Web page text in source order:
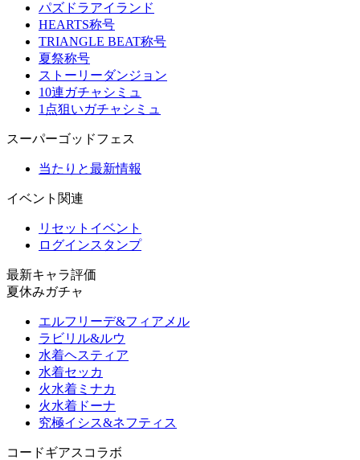
パズドラアイランド
HEARTS称号
TRIANGLE BEAT称号
夏祭称号
ストーリーダンジョン
10連ガチャシミュ
1点狙いガチャシミュ
スーパーゴッドフェス
当たりと最新情報
イベント関連
リセットイベント
ログインスタンプ
最新キャラ評価
夏休みガチャ
エルフリーデ&フィアメル
ラビリル&ルウ
水着ヘスティア
水着セッカ
火水着ミナカ
火水着ドーナ
究極イシス&ネフティス
コードギアスコラボ